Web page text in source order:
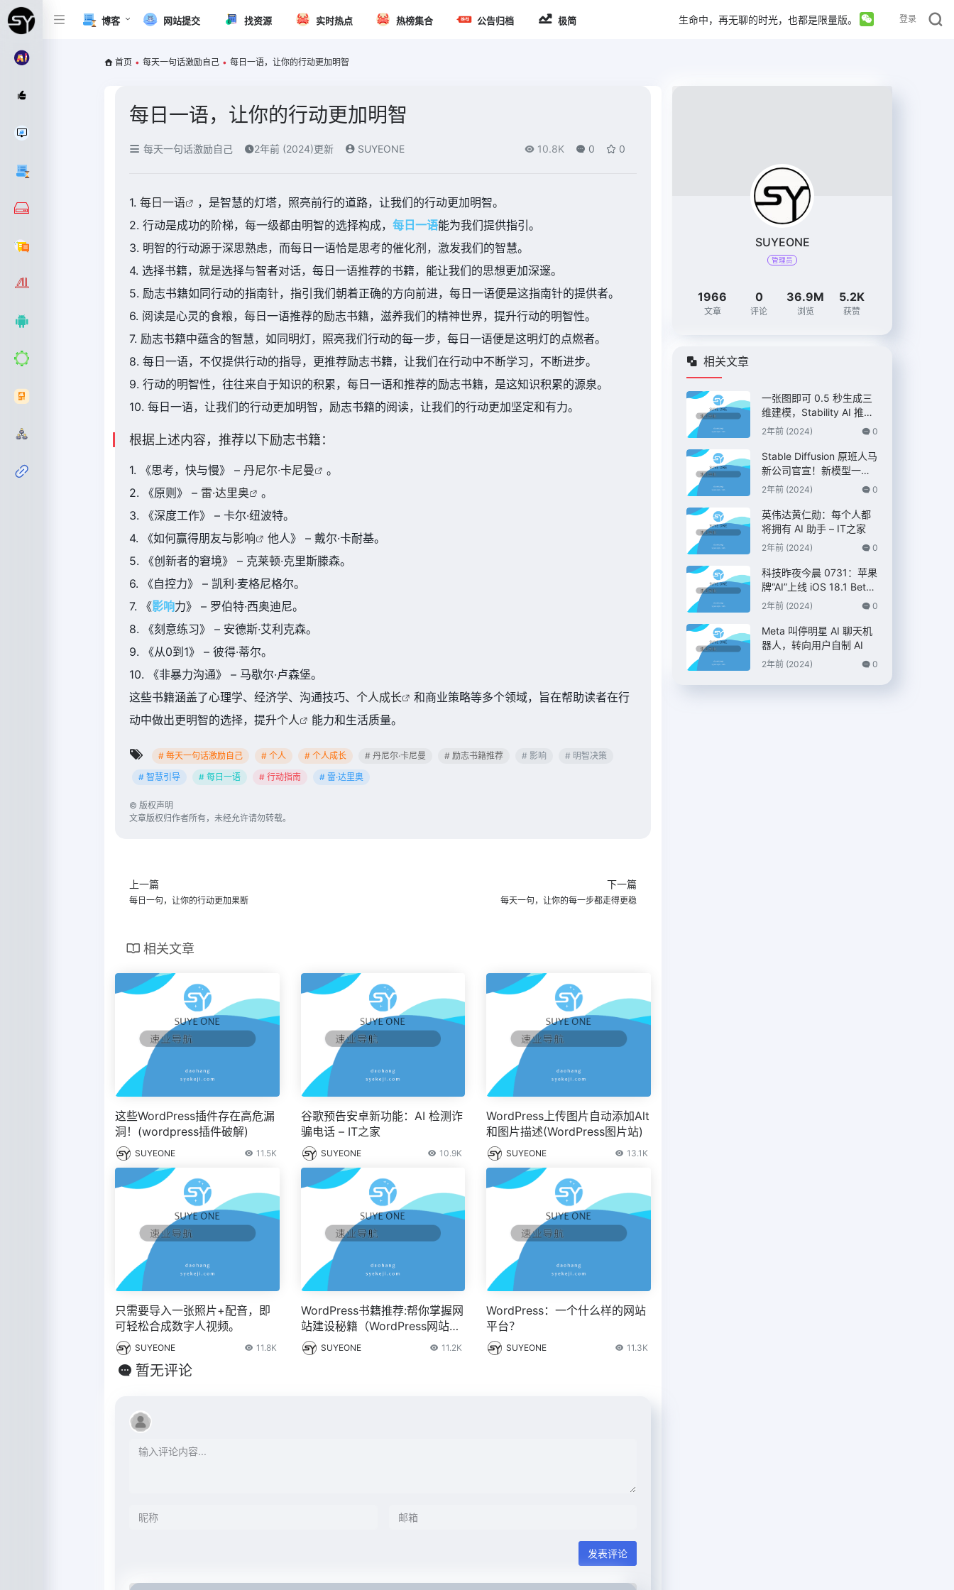
博客 网站提交 找资源 实时热点 热榜集合 公告归档 极简 生命中，再无聊的时光，也都是限量版。 登录
首页 • 每天一句话激励自己 • 每日一语，让你的行动更加明智
每日一语，让你的行动更加明智
每天一句话激励自己 2年前 (2024)更新 SUYEONE 10.8K 0 0
1. 每日一语
，是智慧的灯塔，照亮前行的道路，让我们的行动更加明智。
2. 行动是成功的阶梯，每一级都由明智的选择构成， 每日一语能为我们提供指引。
3. 明智的行动源于深思熟虑，而每日一语恰是思考的催化剂，激发我们的智慧。
4. 选择书籍，就是选择与智者对话，每日一语推荐的书籍，能让我们的思想更加深邃。
5. 励志书籍如同行动的指南针，指引我们朝着正确的方向前进，每日一语便是这指南针的提供者。
6. 阅读是心灵的食粮，每日一语推荐的励志书籍，滋养我们的精神世界，提升行动的明智性。
7. 励志书籍中蕴含的智慧，如同明灯，照亮我们行动的每一步，每日一语便是这明灯的点燃者。
8. 每日一语，不仅提供行动的指导，更推荐励志书籍，让我们在行动中不断学习，不断进步。
9. 行动的明智性，往往来自于知识的积累，每日一语和推荐的励志书籍，是这知识积累的源泉。
10. 每日一语，让我们的行动更加明智，励志书籍的阅读，让我们的行动更加坚定和有力。
根据上述内容，推荐以下励志书籍：
1. 《思考，快与慢》 – 丹尼尔·卡尼曼
。
2. 《原则》 – 雷·达里奥
。
3. 《深度工作》 – 卡尔·纽波特。
4. 《如何赢得朋友与影响
他人》 – 戴尔·卡耐基。
5. 《创新者的窘境》 – 克莱顿·克里斯滕森。
6. 《自控力》 – 凯利·麦格尼格尔。
7. 《影响力》 – 罗伯特·西奥迪尼。
8. 《刻意练习》 – 安德斯·艾利克森。
9. 《从0到1》 – 彼得·蒂尔。
10. 《非暴力沟通》 – 马歇尔·卢森堡。
这些书籍涵盖了心理学、经济学、沟通技巧、 个人成长
和商业策略等多个领域，旨在帮助读者在行
动中做出更明智的选择，提升个人 能力和生活质量。
# 每天一句话激励自己 # 个人 # 个人成长 # 丹尼尔·卡尼曼 # 励志书籍推荐 # 影响
# 明智决策
# 智慧引导
# 每日一语 # 行动指南 # 雷·达里奥
© 版权声明
文章版权归作者所有，未经允许请勿转载。
上一篇
每日一句，让你的行动更加果断
下一篇
每天一句，让你的每一步都走得更稳
相关文章
这些WordPress插件存在高危漏
洞！(wordpress插件破解)
SUYEONE 11.5K
谷歌预告安卓新功能：AI 检测诈
骗电话 – IT之家
SUYEONE 10.9K
WordPress上传图片自动添加Alt
和图片描述(WordPress图片站)
SUYEONE 13.1K
只需要导入一张照片+配音，即
可轻松合成数字人视频。
SUYEONE 11.8K
WordPress书籍推荐:帮你掌握网
站建设秘籍（WordPress网站建
设）SUYEONE 11.2K
WordPress：一个什么样的网站
平台？
SUYEONE 11.3K
暂无评论
发表评论
SUYEONE
管理员
1966
文章
0
评论
36.9M
浏览
5.2K
获赞
相关文章
一张图即可 0.5 秒生成三
维建模，Stability AI 推出
“Stable Fast 3D”模型
2年前 (2024) 0
Stable Diffusion 原班人马
新公司官宣！新模型一夜
刷新 AI 绘画格局，已获 3
2年前 (2024) 0
英伟达黄仁勋：每个人都
将拥有 AI 助手 – IT之家
2年前 (2024) 0
科技昨夜今晨 0731：苹果
牌“AI”上线 iOS 18.1 Bet
a；英伟达 RTX 40 系列显
米首发搭载高通骁龙 4s G
en 2 芯片
2年前 (2024) 0
Meta 叫停明星 AI 聊天机
器人，转向用户自制 AI
2年前 (2024) 0